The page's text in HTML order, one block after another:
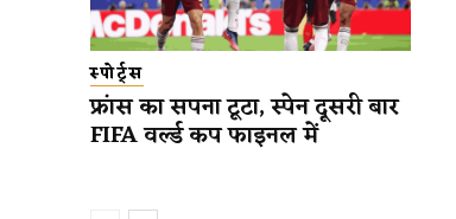
स्पोर्ट्स
फ्रांस का सपना टूटा, स्पेन दूसरी बार
FIFA वर्ल्ड कप फाइनल में